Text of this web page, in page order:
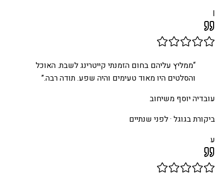
I
“ממליץ עליהם בחום הזמנתי קייטרינג לשבת. האוכל
והסלטים היו מאוד טעימים והיה שפע. תודה רבה.”
עובדיה יוסף משיחוב
ביקורת בגוגל ·לפני שנתיים
ע